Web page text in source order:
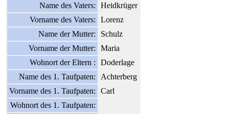
Name des Vaters:
Heidkrüger
Vorname des Vaters:
Lorenz
Name der Mutter:
Schulz
Vorname der Mutter:
Maria
Wohnort der Eltern :
Doderlage
Name des 1. Taufpaten:
Achterberg
Vorname des 1. Taufpaten:
Carl
Wohnort des 1. Taufpaten: